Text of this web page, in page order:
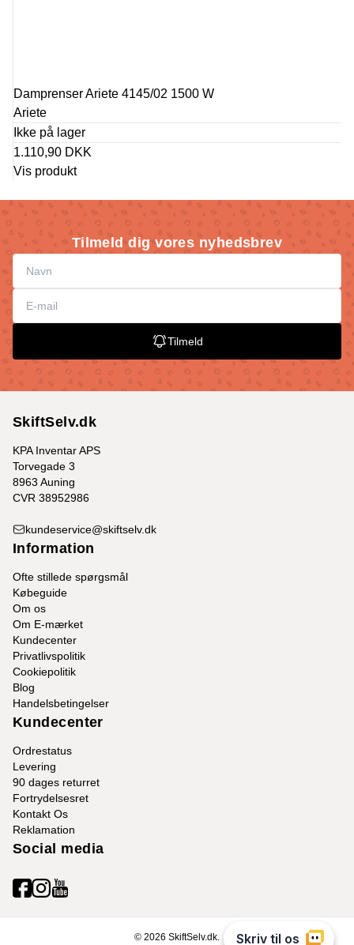
Damprenser Ariete 4145/02 1500 W
Ariete
Ikke på lager
1.110,90 DKK
Vis produkt
Tilmeld dig vores nyhedsbrev
Tilmeld
SkiftSelv.dk
KPA Inventar APS
Torvegade 3
8963 Auning
CVR 38952986
kundeservice@skiftselv.dk
Information
Ofte stillede spørgsmål
Købeguide
Om os
Om E-mærket
Kundecenter
Privatlivspolitik
Cookiepolitik
Blog
Handelsbetingelser
Kundecenter
Ordrestatus
Levering
90 dages returret
Fortrydelsesret
Kontakt Os
Reklamation
Social media
© 2026 SkiftSelv.dk.